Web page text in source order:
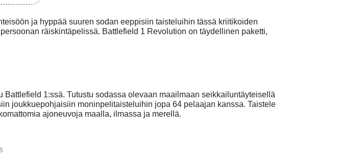
ja hyppää suuren sodan eeppisiin taisteluihin tässä kriitikoiden
räiskintäpelissä. Battlefield 1 Revolution on täydellinen paketti,
Battlefield 1:ssä. Tutustu sodassa olevaan maailmaan seikkailuntäyteisellä
joukkuepohjaisiin moninpelitaisteluihin jopa 64 pelaajan kanssa. Taistele
ajoneuvoja maalla, ilmassa ja merellä.